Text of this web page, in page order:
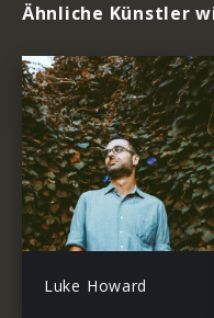
Ähnliche Künstler
Luke Howard